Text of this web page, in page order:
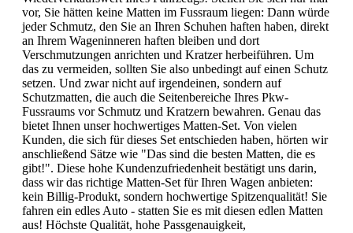
vor, Sie hätten keine Matten im Fussraum liegen: Dann würde
jeder Schmutz, den Sie an Ihren Schuhen haften haben, direkt
an Ihrem Wageninneren haften bleiben und dort
Verschmutzungen anrichten und Kratzer herbeiführen. Um
das zu vermeiden, sollten Sie also unbedingt auf einen Schutz
setzen. Und zwar nicht auf irgendeinen, sondern auf
Schutzmatten, die auch die Seitenbereiche Ihres Pkw-
Fussraums vor Schmutz und Kratzern bewahren. Genau das
bietet Ihnen unser hochwertiges Matten-Set. Von vielen
Kunden, die sich für dieses Set entschieden haben, hörten wir
anschließend Sätze wie "Das sind die besten Matten, die es
gibt!". Diese hohe Kundenzufriedenheit bestätigt uns darin,
dass wir das richtige Matten-Set für Ihren Wagen anbieten:
kein Billig-Produkt, sondern hochwertige Spitzenqualität! Sie
fahren ein edles Auto - statten Sie es mit diesen edlen Matten
aus! Höchste Qualität, hohe Passgenauigkeit,